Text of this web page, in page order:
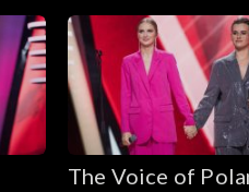
The Voice of